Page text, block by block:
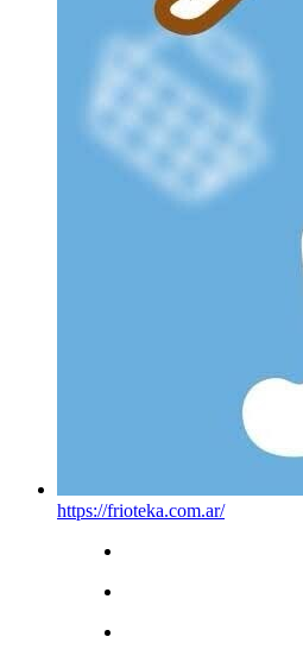
https://frioteka.com.ar/